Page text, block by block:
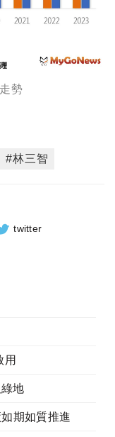
勢
#林三智
twitter
用
地
期如質推進